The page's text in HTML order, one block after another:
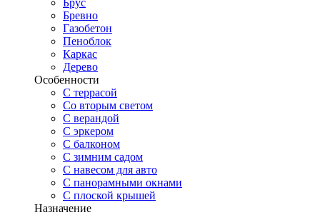
Брус
Бревно
Газобетон
Пеноблок
Каркас
Дерево
Особенности
С террасой
Со вторым светом
С верандой
С эркером
С балконом
С зимним садом
С навесом для авто
С панорамными окнами
С плоской крышей
Назначение